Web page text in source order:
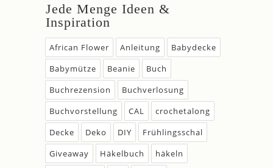
Jede Menge Ideen &
Inspiration
African Flower Anleitung
Babydecke
Babymütze
Beanie
Buch
Buchrezension
Buchverlosung
Buchvorstellung
CAL
crochetalong
Decke
Deko DIY
Frühlingsschal
Giveaway
Häkelbuch
häkeln